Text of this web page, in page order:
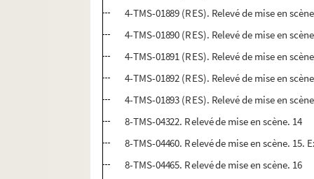
4-TMS-01889 (RES). Relevé de mise en
4-TMS-01890 (RES). Relevé de mise en
4-TMS-01891 (RES). Relevé de mise en
4-TMS-01892 (RES). Relevé de mise en
4-TMS-01893 (RES). Relevé de mise en
8-TMS-04322. Relevé de mise en scène. 14
8-TMS-04460. Relevé de mise en scène.
8-TMS-04465. Relevé de mise en scène. 16